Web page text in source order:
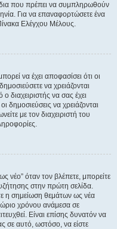
που πρέπει να συμπληρωθούν
Για να επαναφορτώσετε ένα
Ελέγχου Μέλους.
να έχει αποφασίσει ότι οι
να χρειάζονται
διαχειριστής να σας έχει
δημοσιεύσεις να χρειάζονται
με τον διαχειριστή του
νέο” όταν τον βλέπετε, μπορείτε
στην πρώτη σελίδα.
η σημείωση θεμάτων ως νέα
χρόνου ανάμεσα σε
Είναι επίσης δυνατόν να
σε αυτό, ωστόσο, να είστε